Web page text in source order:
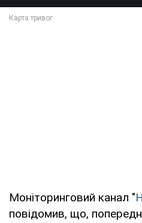
Моніторинговий канал "
повідомив, що,